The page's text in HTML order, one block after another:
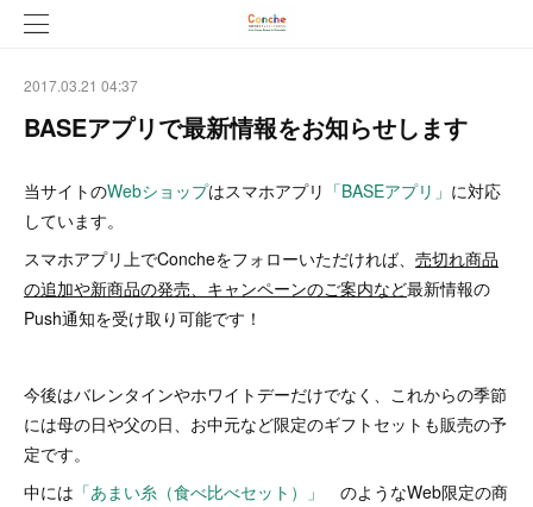
2017.03.21 04:37
BASEアプリで最新情報をお知らせします
当サイトのWebショップはスマホアプリ 「BASEアプリ」 に対応
しています。
スマホアプリ上でConcheをフォローいただければ、 売切れ商品
の追加や新商品の発売、キャンペーンのご案内など最新情報の
Push通知を受け取り可能です！
今後はバレンタインやホワイトデーだけでなく、これからの季節
には母の日や父の日、お中元など限定のギフトセットも販売の予
定です。
中には 「あまい糸（食べ比べセット）」
のようなWeb限定の商